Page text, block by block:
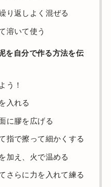
り返しよく混ぜる
溶いて使う
を自分で作る方法を伝
う！
入れる
に膠を広げる
指で擦って細かくする
加え、火で温める
さらに力を入れて練る